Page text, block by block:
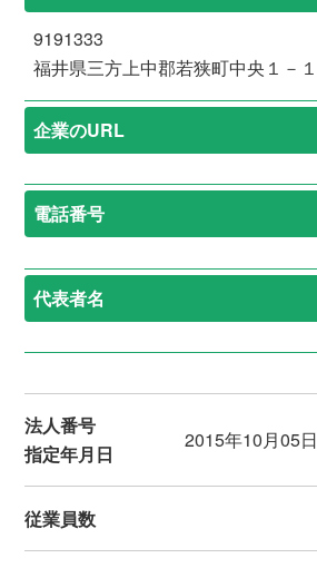
9191333
福井県三方上中郡若狭町中央１－１
企業のURL
電話番号
代表者名
法人番号
指定年月日
2015年10月05日
従業員数